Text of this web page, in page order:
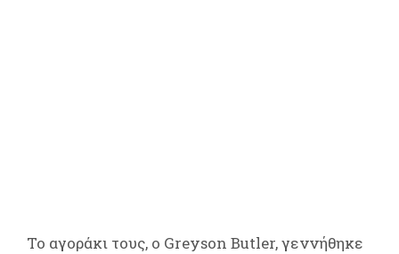
Το αγοράκι τους, ο Greyson Butler, γεννήθηκε